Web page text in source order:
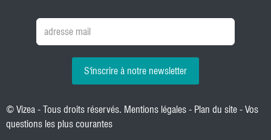
S'inscrire à notre newsletter
© Vizea - Tous droits réservés. Mentions légales - Plan du site - Vos
questions les plus courantes